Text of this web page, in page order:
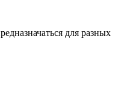
для разных